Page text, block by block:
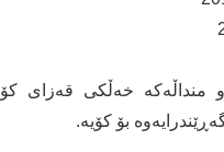
خەڵکی قەزای
بۆ کۆیە.